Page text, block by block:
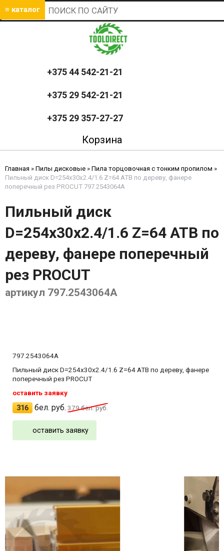
≡ каталог
+375 44 542-21-21
+375 29 542-21-21
+375 29 357-27-27
Корзина
Главная » Пилы дисковые » Пила торцовочная с тонким пропилом »
Пильный диск D=254x30x2.4/1.6 Z=64 ATB по дереву, фанере
поперечный рез PROCUT 797.2543064A
Пильный диск
D=254x30x2.4/1.6 Z=64 ATB по
дереву, фанере поперечный
рез PROCUT
артикул 797.2543064A
797.2543064A
Пильный диск D=254x30x2.4/1.6 Z=64 ATB по дереву, фанере
поперечный рез PROCUT
оставить заявку
316 бел. руб. 379бел. руб.
оставить заявку